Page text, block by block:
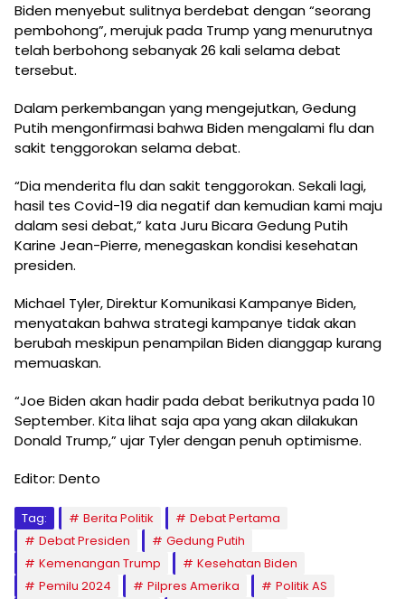
Biden menyebut sulitnya berdebat dengan “seorang
pembohong”, merujuk pada Trump yang menurutnya
telah berbohong sebanyak 26 kali selama debat
tersebut.
Dalam perkembangan yang mengejutkan, Gedung
Putih mengonfirmasi bahwa Biden mengalami flu dan
sakit tenggorokan selama debat.
“Dia menderita flu dan sakit tenggorokan. Sekali lagi,
hasil tes Covid-19 dia negatif dan kemudian kami maju
dalam sesi debat,” kata Juru Bicara Gedung Putih
Karine Jean-Pierre, menegaskan kondisi kesehatan
presiden.
Michael Tyler, Direktur Komunikasi Kampanye Biden,
menyatakan bahwa strategi kampanye tidak akan
berubah meskipun penampilan Biden dianggap kurang
memuaskan.
“Joe Biden akan hadir pada debat berikutnya pada 10
September. Kita lihat saja apa yang akan dilakukan
Donald Trump,” ujar Tyler dengan penuh optimisme.
Editor: Dento
Tag: Berita Politik
Debat Pertama
Debat Presiden
Gedung Putih
Kemenangan Trump
Kesehatan Biden
Pemilu 2024
Pilpres Amerika
Politik AS